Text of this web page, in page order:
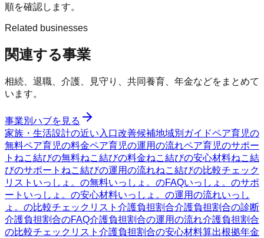
順を確認します。
Related businesses
関連する事業
相続、退職、介護、見守り、共同養育、年金などをまとめて
います。
事業別ハブを見る
家族・生活設計の近い入口改善候補地域別ガイドペア育児の
無料ペア育児の料金ペア育児の運用の流れペア育児のサポー
ト ねこ結びの無料ねこ結びの料金ねこ結びの安心材料ねこ結
びのサポート ねこ結びの運用の流れねこ結びの比較チェック
リスト いっしょ。の無料いっしょ。のFAQいっしょ。のサポ
ート いっしょ。の安心材料いっしょ。の運用の流れいっし
ょ。の比較チェックリスト 介護負担割合介護負担割合の診断
介護負担割合のFAQ介護負担割合の運用の流れ介護負担割合
の比較チェックリスト 介護負担割合の安心材料算出根拠年金